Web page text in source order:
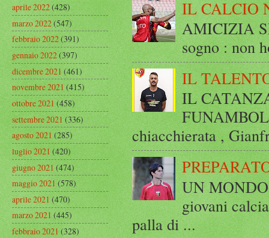
IL CALCIO
AMICIZIA
sogno : non
IL
IL
chiacchierata ,
UN
giovani
palla di ...
aprile 2022(428)
marzo 2022(547)
febbraio 2022(391)
gennaio 2022(397)
dicembre 2021(461)
novembre 2021(415)
ottobre 2021(458)
settembre 2021(336)
agosto 2021(285)
luglio 2021(420)
giugno 2021(474)
maggio 2021(578)
aprile 2021(470)
marzo 2021(445)
febbraio 2021(328)